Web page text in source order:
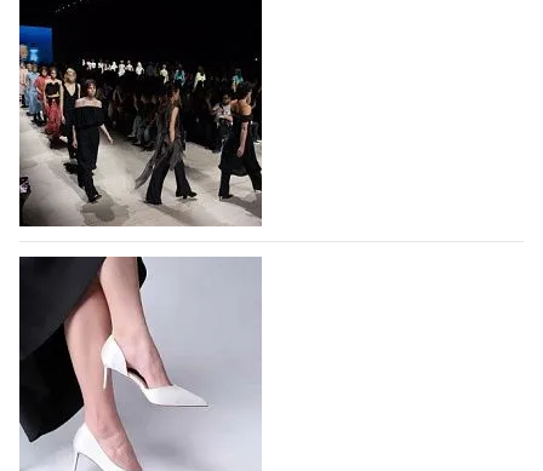
На участие в Московской неделе моды
подано 1047 заявок
На участие в седьмой Московской неделе моды,
которая пройдет в российской столице с 26 сентября
по 1 октября, уже подано 1047 заявок. Примерно
половину из них (494) прислали дизайнеры,